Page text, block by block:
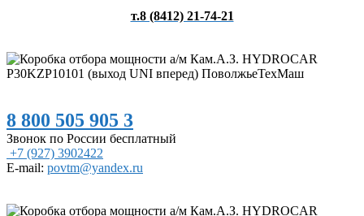
т.8 (8412) 21-74-21
8 800 505 905 3
Звонок по России бесплатный
+7 (927) 3902422
E-mail: povtm@yandex.ru